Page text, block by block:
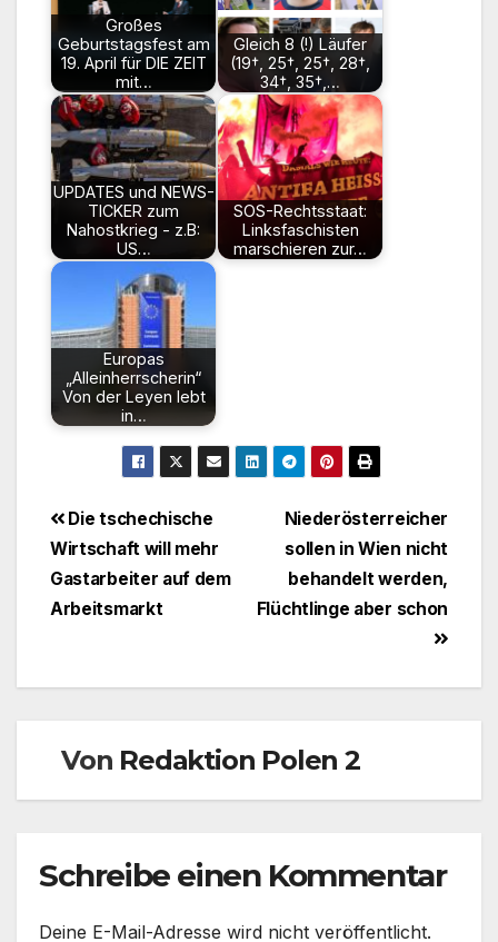
Großes
Geburtstagsfest am
19. April für DIE ZEIT
mit…
Gleich 8 (!) Läufer
(19†, 25†, 25†, 28†,
34†, 35†,…
UPDATES und NEWS-
TICKER zum
Nahostkrieg - z.B:
US…
SOS-Rechtsstaat:
Linksfaschisten
marschieren zur…
Europas
„Alleinherrscherin“
Von der Leyen lebt
in…
BeitragsnavigationNiederösterreicher
sollen in Wien nicht
behandelt werden,
Flüchtlinge aber schon
Die tschechische
Wirtschaft will mehr
Gastarbeiter auf dem
Arbeitsmarkt
Von Redaktion Polen 2
Schreibe einen Kommentar
Deine E-Mail-Adresse wird nicht veröffentlicht.